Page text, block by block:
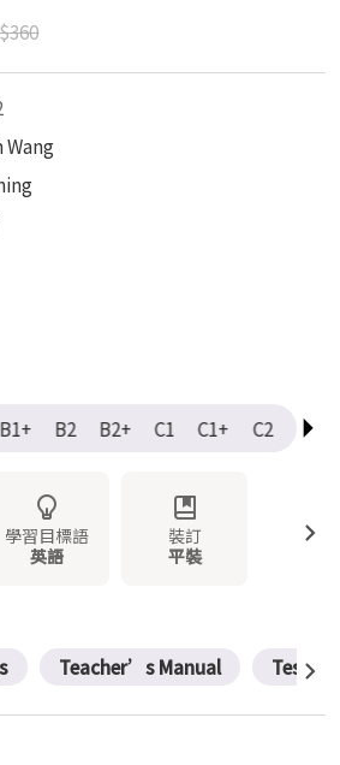
$360
Wang
B1+ B2 B2+ C1 C1+ C2
學習目標語
英語
裝訂
平裝
Teacher’s Manual Test